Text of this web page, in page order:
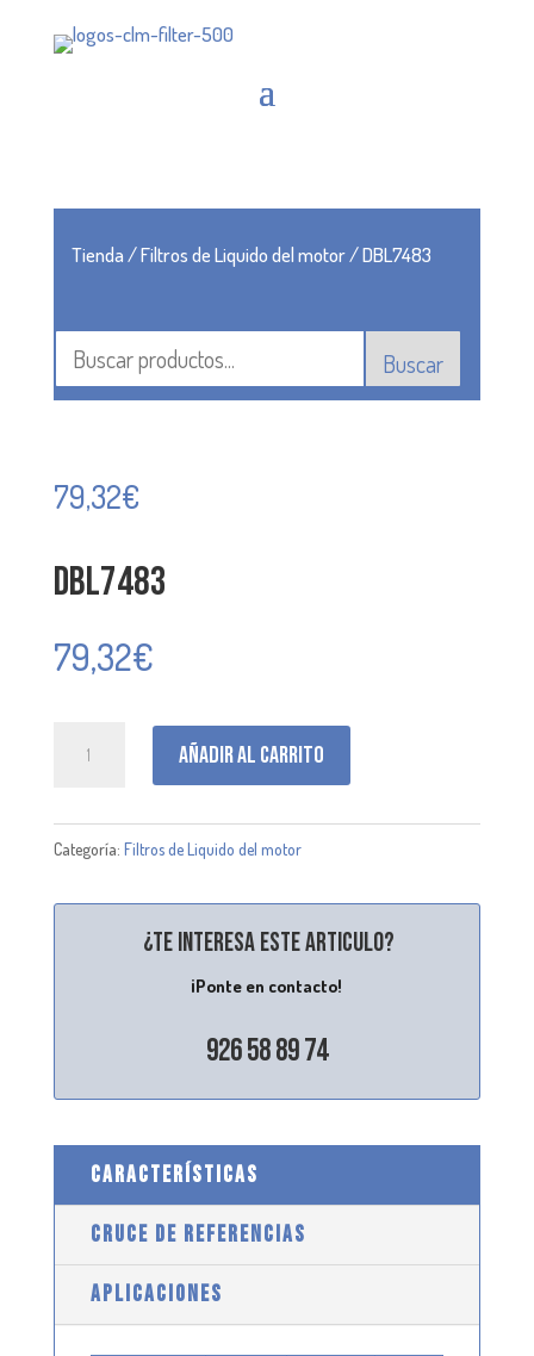
Tienda/Filtros de Liquido del motor/ DBL7483
Buscar
79,32€
DBL7483
79,32€
Añadir al carrito
Categoría: Filtros de Liquido del motor
¿Te interesa este articulo?
¡Ponte en contacto!
926 58 89 74
CARACTERÍSTICAS
CRUCE DE REFERENCIAS
APLICACIONES